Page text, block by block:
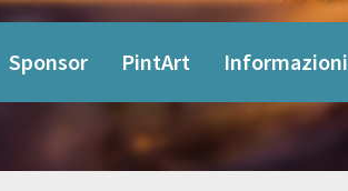
Sponsor PintArt Informazioni